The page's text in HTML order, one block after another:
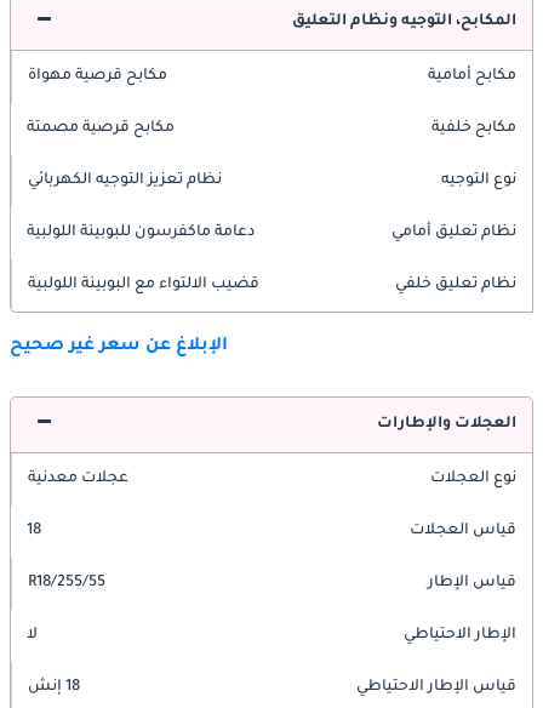
المكابح، التوجيه ونظام التعليق
مكابح أمامية مكابح قرصية مهواة
مكابح خلفية مكابح قرصية مصمتة
نوع التوجيه نظام تعزيز التوجيه الكهربائي
نظام تعليق أمامي دعامة ماكفرسون للبوبينة اللولبية
نظام تعليق خلفي قضيب الالتواء مع البوبينة اللولبية
الإبلاغ عن سعر غير صحيح
العجلات والإطارات
نوع العجلات عجلات معدنية
قياس العجلات 18
قياس الإطار 255/55/R18
الإطار الاحتياطي لا
قياس الإطار الاحتياطي 18 إنش